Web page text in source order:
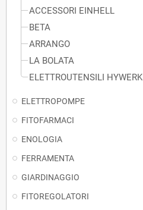
ACCESSORI EINHELL
BETA
ARRANGO
LA BOLATA
ELETTROUTENSILI HYWERK
ELETTROPOMPE
FITOFARMACI
ENOLOGIA
FERRAMENTA
GIARDINAGGIO
FITOREGOLATORI